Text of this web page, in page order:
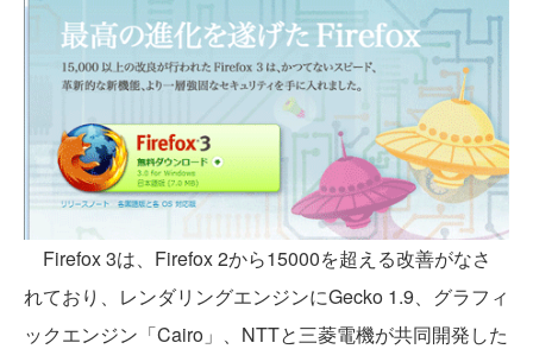
Firefox 3は、Firefox 2から15000を超える改善がなさ
れており、レンダリングエンジンにGecko 1.9、グラフィ
ックエンジン「Cairo」、NTTと三菱電機が共同開発した